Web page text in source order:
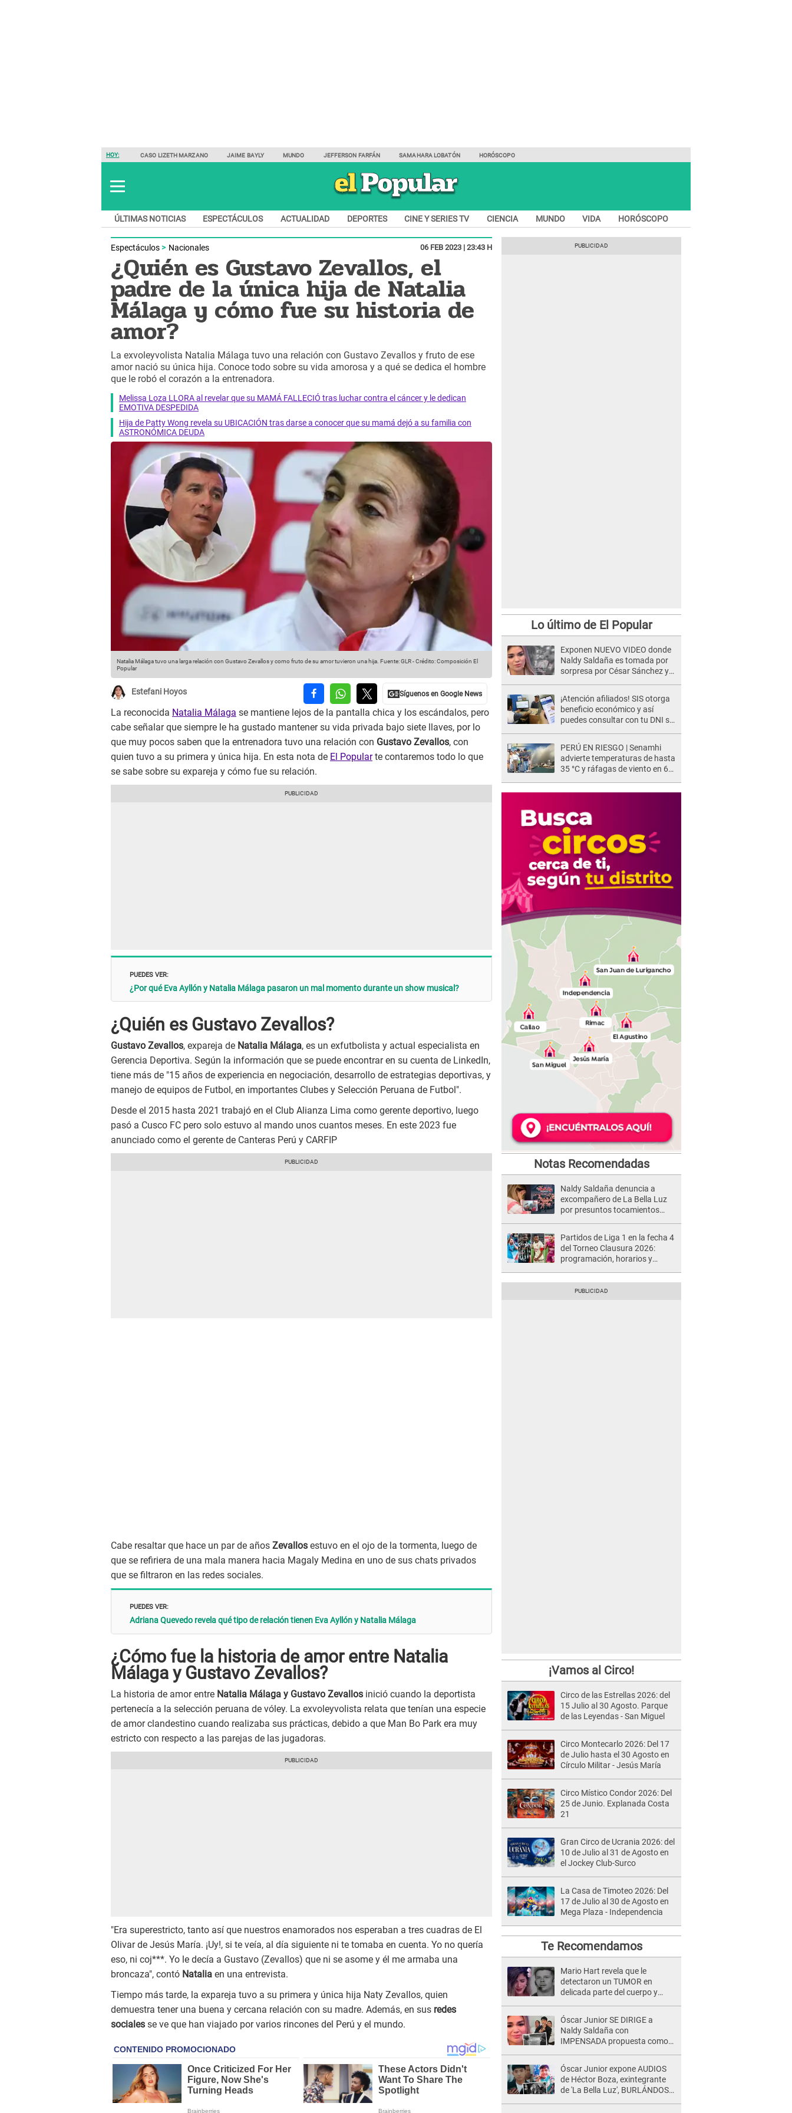
HOY: CASO LIZETH MARZANO JAIME BAYLY MUNDO JEFFERSON FARFÁN SAMAHARA LOBATÓN HORÓSCOPO
ÚLTIMAS NOTICIAS ESPECTÁCULOS ACTUALIDAD DEPORTES CINE Y SERIES TV CIENCIA MUNDO VIDA HORÓSCOPO
Espectáculos Nacionales 06 FEB 2023 | 23:43 H
¿Quién es Gustavo Zevallos, el
padre de la única hija de Natalia
Málaga y cómo fue su historia de
amor?
La exvoleyvolista Natalia Málaga tuvo una relación con Gustavo Zevallos y fruto de ese
amor nació su única hija. Conoce todo sobre su vida amorosa y a qué se dedica el hombre
que le robó el corazón a la entrenadora.
Melissa Loza LLORA al revelar que su MAMÁ FALLECIÓ tras luchar contra el cáncer y le dedican
EMOTIVA DESPEDIDA
Hija de Patty Wong revela su UBICACIÓN tras darse a conocer que su mamá dejó a su familia con
ASTRONÓMICA DEUDA
Natalia Málaga tuvo una larga relación con Gustavo Zevallos y como fruto de su amor tuvieron una hija. Fuente: GLR-Crédito: Composición El
Popular
Estefani Hoyos
La reconocida Natalia Málaga se mantiene lejos de la pantalla chica y los escándalos, pero
cabe señalar que siempre le ha gustado mantener su vida privada bajo siete llaves, por lo
que muy pocos saben que la entrenadora tuvo una relación con Gustavo Zevallos, con
quien tuvo a su primera y única hija. En esta nota de El Popularte contaremos todo lo que
se sabe sobre su expareja y cómo fue su relación.
PUEDES VER:
¿Por qué Eva Ayllón y Natalia Málaga pasaron un mal momento durante un show musical?
¿Quién es Gustavo Zevallos?
Gustavo Zevallos, expareja de Natalia Málaga, es un exfutbolista y actual especialista en
Gerencia Deportiva. Según la información que se puede encontrar en su cuenta de LinkedIn,
tiene más de "15 años de experiencia en negociación, desarrollo de estrategias deportivas, y
manejo de equipos de Futbol, en importantes Clubes y Selección Peruana de Futbol".
Desde el 2015 hasta 2021 trabajó en el Club Alianza Lima como gerente deportivo, luego
pasó a Cusco FC pero solo estuvo al mando unos cuantos meses. En este 2023 fue
anunciado como el gerente de Canteras Perú y CARFIP
Cabe resaltar que hace un par de años Zevallos estuvo en el ojo de la tormenta, luego de
que se refiriera de una mala manera hacia Magaly Medina en uno de sus chats privados
que se filtraron en las redes sociales.
PUEDES VER:
Adriana Quevedo revela qué tipo de relación tienen Eva Ayllón y Natalia Málaga
¿Cómo fue la historia de amor entre Natalia
Málaga y Gustavo Zevallos?
La historia de amor entre Natalia Málaga y Gustavo Zevallos inició cuando la deportista
pertenecía a la selección peruana de vóley. La exvoleyvolista relata que tenían una especie
de amor clandestino cuando realizaba sus prácticas, debido a que Man Bo Park era muy
estricto con respecto a las parejas de las jugadoras.
"Era superestricto, tanto así que nuestros enamorados nos esperaban a tres cuadras de El
Olivar de Jesús María. ¡Uy!, si te veía, al día siguiente ni te tomaba en cuenta. Yo no quería
eso, ni coj***. Yo le decía a Gustavo (Zevallos) que ni se asome y él me armaba una
broncaza", contó Natalia en una entrevista.
Tiempo más tarde, la expareja tuvo a su primera y única hija Naty Zevallos, quien
demuestra tener una buena y cercana relación con su madre. Además, en sus redes
sociales se ve que han viajado por varios rincones del Perú y el mundo.
Lo último de El Popular
Exponen NUEVO VIDEO donde
Naldy Saldaña es tomada por
sorpresa por César Sánchez y
¡Atención afiliados! SIS otorga
beneficio económico y así
puedes consultar con tu DNI si
PERÚ EN RIESGO | Senamhi
advierte temperaturas de hasta
35 °C y ráfagas de viento en 6
Notas Recomendadas
Naldy Saldaña denuncia a
excompañero de La Bella Luz
por presuntos tocamientos
Partidos de Liga 1 en la fecha 4
del Torneo Clausura 2026:
programación, horarios y
¡Vamos al Circo!
Circo de las Estrellas 2026: del
15 Julio al 30 Agosto. Parque
de las Leyendas - San Miguel
Circo Montecarlo 2026: Del 17
de Julio hasta el 30 Agosto en
Círculo Militar - Jesús María
Circo Místico Condor 2026: Del
25 de Junio. Explanada Costa
21
Gran Circo de Ucrania 2026: del
10 de Julio al 31 de Agosto en
el Jockey Club-Surco
La Casa de Timoteo 2026: Del
17 de Julio al 30 de Agosto en
Mega Plaza - Independencia
Te Recomendamos
Mario Hart revela que le
detectaron un TUMOR en
delicada parte del cuerpo y
muy fuertes..."
Óscar Junior SE DIRIGE a
Naldy Saldaña con
IMPENSADA propuesta como
denuncia: "Otro tipo de ley..."
Óscar Junior expone AUDIOS
de Héctor Boza, exintegrante
de 'La Bella Luz', BURLÁNDOSE